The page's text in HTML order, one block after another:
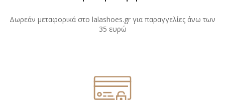
Δωρεάν μεταφορικά στο lalashoes.gr για παραγγελίες άνω των
35 ευρώ